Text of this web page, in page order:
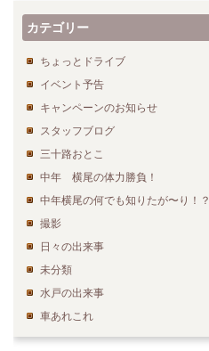
カテゴリー
ちょっとドライブ
イベント予告
キャンペーンのお知らせ
スタッフブログ
三十路おとこ
中年 横尾の体力勝負！
中年横尾の何でも知りたが〜り！？
撮影
日々の出来事
未分類
水戸の出来事
車あれこれ